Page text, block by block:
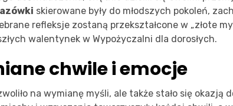
skierowane były do młodszych pokoleń,
refleksje zostaną przekształcone w „złote
walentynek w Wypożyczalni dla dorosłych.
chwile i emocje
na wymianę myśli, ale także stało się okazją